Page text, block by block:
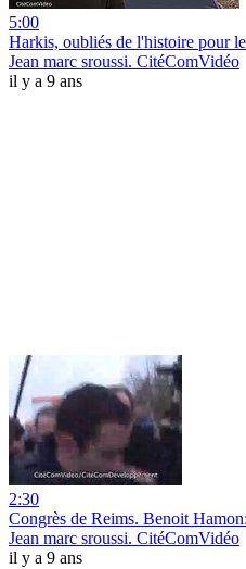
5:00
Harkis, oubliés de l'histoire pour
Jean marc sroussi. CitéComVidéo
il y a 9 ans
2:30
Congrès de Reims. Benoit
Jean marc sroussi. CitéComVidéo
il y a 9 ans